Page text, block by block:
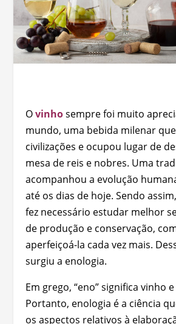
Ovinhosempre foi muito
mundo, uma bebida milenar
civilizações e ocupou lugar de
mesa de reis e nobres. Uma
acompanhou a evolução
até os dias de hoje. Sendo
fez necessário estudar melhor
de produção e conservação,
aperfeiçoá-la cada vez mais.
surgiu a enologia.
Em grego, “eno” significa vinho
Portanto, enologia é a ciência
os aspectos relativos à